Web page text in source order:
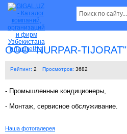
OOO "NURPAR-TIJORAT"
Рейтинг: 2 Просмотров: 3682
- Промышленные кондиционеры,
- Монтаж, сервисное обслуживание.
Наша фотогалерея